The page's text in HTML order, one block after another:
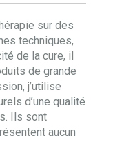
sur des
techniques,
de la cure, il
de grande
j’utilise
d’une qualité
Ils sont
aucun